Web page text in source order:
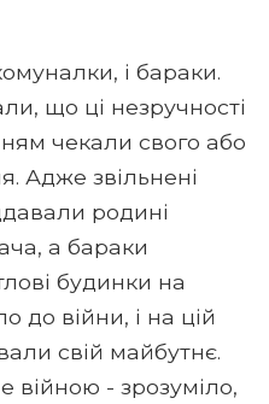
і бараки.
що ці незручності
чекали свого або
Адже звільнені
родині
а бараки
будинки на
до війни, і на цій
свій майбутнє.
війною - зрозуміло,